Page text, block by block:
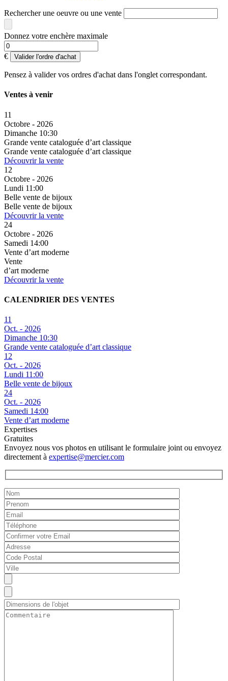
Rechercher une oeuvre ou une vente
Donnez votre enchère maximale
€ Valider l'ordre d'achat
Pensez à valider vos ordres d'achat dans l'onglet correspondant.
Ventes à venir
11
Octobre - 2026
Dimanche 10:30
Grande vente cataloguée d’art classique
Grande vente cataloguée d’art classique
Découvrir la vente
12
Octobre - 2026
Lundi 11:00
Belle vente de bijoux
Belle vente de bijoux
Découvrir la vente
24
Octobre - 2026
Samedi 14:00
Vente d’art moderne
Vente
d’art moderne
Découvrir la vente
CALENDRIER DES VENTES
11
Oct. - 2026
Dimanche 10:30
Grande vente cataloguée d’art classique
12
Oct. - 2026
Lundi 11:00
Belle vente de bijoux
24
Oct. - 2026
Samedi 14:00
Vente d’art moderne
Expertises
Gratuites
Envoyez nous vos photos en utilisant le formulaire joint ou envoyez
directement à expertise@mercier.com